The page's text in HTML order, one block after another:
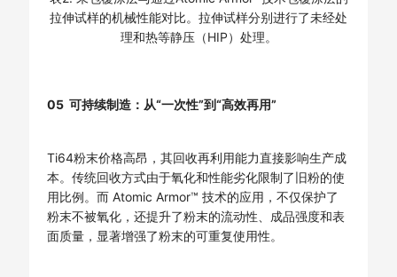
拉伸试样的机械性能对比。拉伸试样分别进行了未经处
理和热等静压（HIP）处理。
05 可持续制造：从“一次性”到“高效再用”
Ti64粉末价格高昂，其回收再利用能力直接影响生产成
本。传统回收方式由于氧化和性能劣化限制了旧粉的使
用比例。而 Atomic Armor™ 技术的应用，不仅保护了
粉末不被氧化，还提升了粉末的流动性、成品强度和表
面质量，显著增强了粉末的可重复使用性。